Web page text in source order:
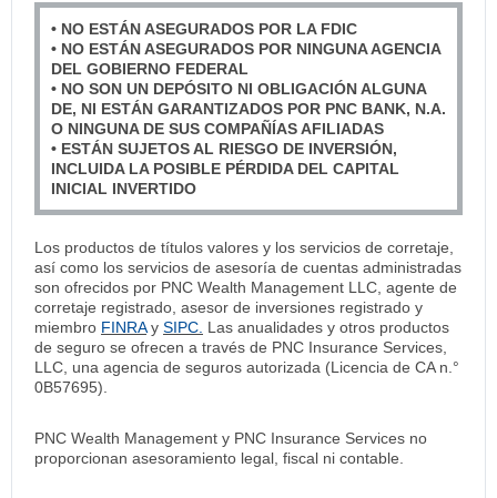
• NO ESTÁN ASEGURADOS POR LA FDIC
• NO ESTÁN ASEGURADOS POR NINGUNA AGENCIA
DEL GOBIERNO FEDERAL
• NO SON UN DEPÓSITO NI OBLIGACIÓN ALGUNA
DE, NI ESTÁN GARANTIZADOS POR PNC BANK, N.A.
O NINGUNA DE SUS COMPAÑÍAS AFILIADAS
• ESTÁN SUJETOS AL RIESGO DE INVERSIÓN,
INCLUIDA LA POSIBLE PÉRDIDA DEL CAPITAL
INICIAL INVERTIDO
Los productos de títulos valores y los servicios de corretaje,
así como los servicios de asesoría de cuentas administradas
son ofrecidos por PNC Wealth Management LLC, agente de
corretaje registrado, asesor de inversiones registrado y
miembro FINRAy SIPC. Las anualidades y otros productos
de seguro se ofrecen a través de PNC Insurance Services,
LLC, una agencia de seguros autorizada (Licencia de CA n.°
0B57695).
PNC Wealth Management y PNC Insurance Services no
proporcionan asesoramiento legal, fiscal ni contable.